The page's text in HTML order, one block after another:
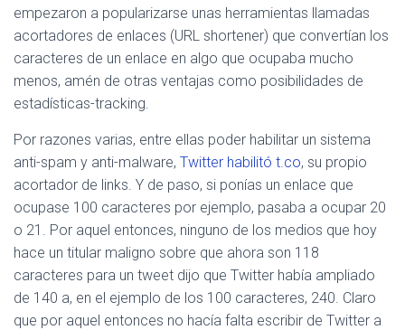
empezaron a popularizarse unas herramientas llamadas
acortadores de enlaces (URL shortener) que convertían los
caracteres de un enlace en algo que ocupaba mucho
menos, amén de otras ventajas como posibilidades de
estadísticas-tracking.
Por razones varias, entre ellas poder habilitar un sistema
anti-spam y anti-malware, Twitter habilitó t.co, su propio
acortador de links. Y de paso, si ponías un enlace que
ocupase 100 caracteres por ejemplo, pasaba a ocupar 20
o 21. Por aquel entonces, ninguno de los medios que hoy
hace un titular maligno sobre que ahora son 118
caracteres para un tweet dijo que Twitter había ampliado
de 140 a, en el ejemplo de los 100 caracteres, 240. Claro
que por aquel entonces no hacía falta escribir de Twitter a